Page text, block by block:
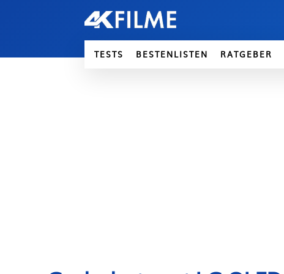
TESTS BESTENLISTEN RATGEBER